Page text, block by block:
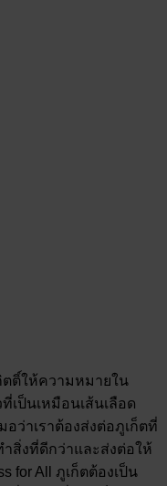
ติ์ให้ความหมายใน
เป็นเหมือนเส้นเลือด
ว่าเราต้องส่งต่อภูเก็ตที่
สิ่งที่ดีกว่าและส่งต่อให้
for All ภูเก็ตต้องเป็น